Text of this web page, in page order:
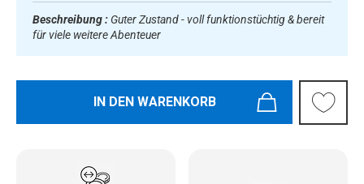
Beschreibung : Guter Zustand - voll funktionstüchtig & bereit
für viele weitere Abenteuer
IN DEN WARENKORB